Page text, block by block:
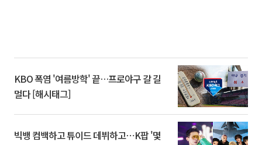
KBO 폭염 '여름방학' 끝…프로야구 갈 길
멀다 [해시태그]
빅뱅 컴백하고 튜이드 데뷔하고⋯K팝 '몇